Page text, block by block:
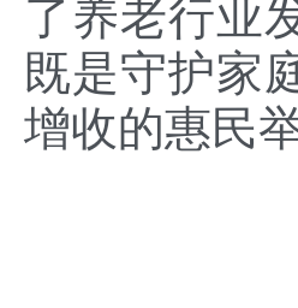
了养老行业
既是守护家
增收的惠民